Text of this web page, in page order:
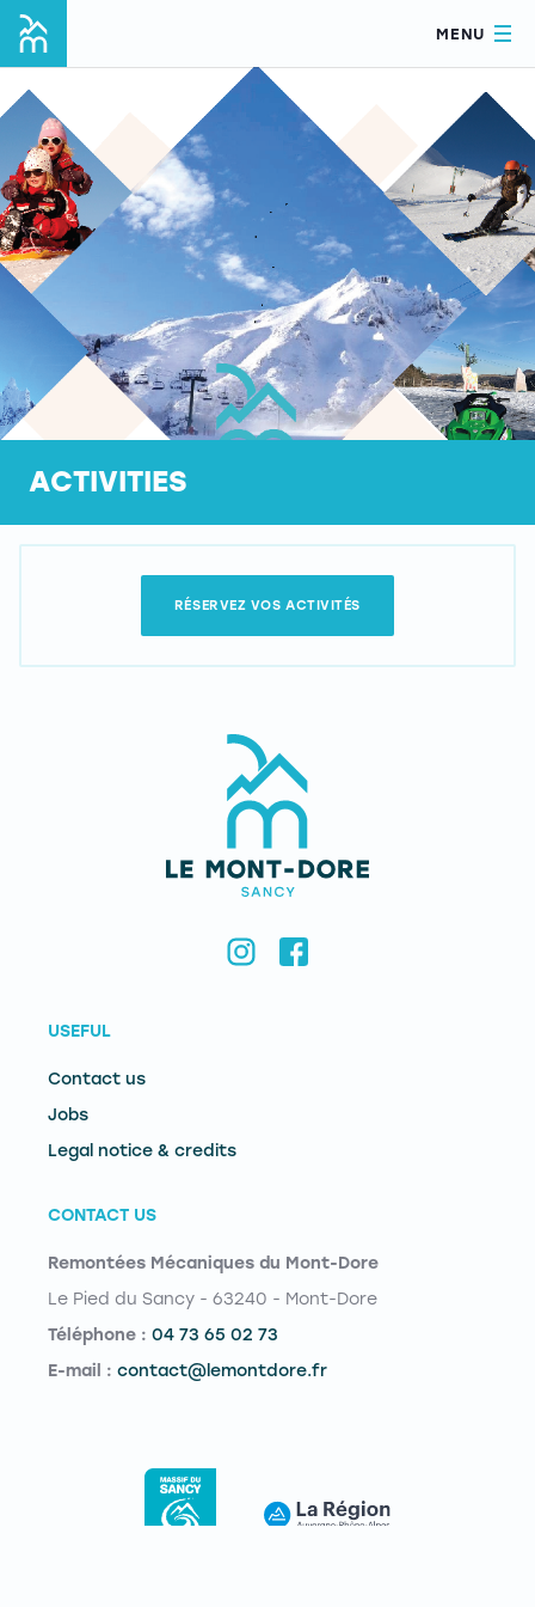
MENU
ACTIVITIES
RÉSERVEZ VOS ACTIVITÉS
USEFUL
Contact us
Jobs
Legal notice & credits
CONTACT US
Remontées Mécaniques du Mont-Dore
Le Pied du Sancy - 63240 - Mont-Dore
Téléphone : 04 73 65 02 73
E-mail : contact@lemontdore.fr